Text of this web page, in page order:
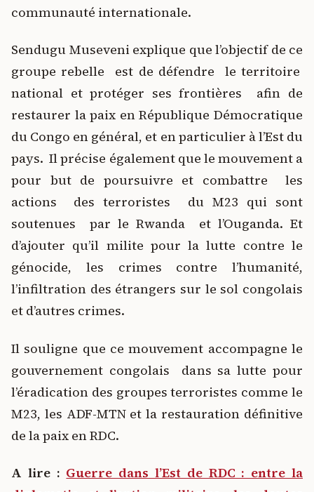
communauté internationale.
Sendugu Museveni explique que l’objectif de ce
groupe rebelle est de défendre le territoire
national et protéger ses frontières afin de
restaurer la paix en République Démocratique
du Congo en général, et en particulier à l’Est du
pays. Il précise également que le mouvement a
pour but de poursuivre et combattre les
actions des terroristes du M23 qui sont
soutenues par le Rwanda et l’Ouganda. Et
d’ajouter qu’il milite pour la lutte contre le
génocide, les crimes contre l’humanité,
l’infiltration des étrangers sur le sol congolais
et d’autres crimes.
Il souligne que ce mouvement accompagne le
gouvernement congolais dans sa lutte pour
l’éradication des groupes terroristes comme le
M23, les ADF-MTN et la restauration définitive
de la paix en RDC.
A lire : Guerre dans l’Est de RDC : entre la